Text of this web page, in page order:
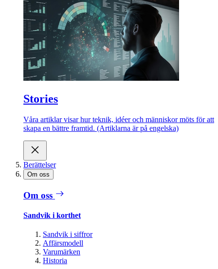
Stories
Våra artiklar visar hur teknik, idéer och människor möts för att
skapa en bättre framtid. (Artiklarna är på engelska)
Berättelser
Om oss
Om oss
Sandvik i korthet
Sandvik i siffror
Affärsmodell
Varumärken
Historia